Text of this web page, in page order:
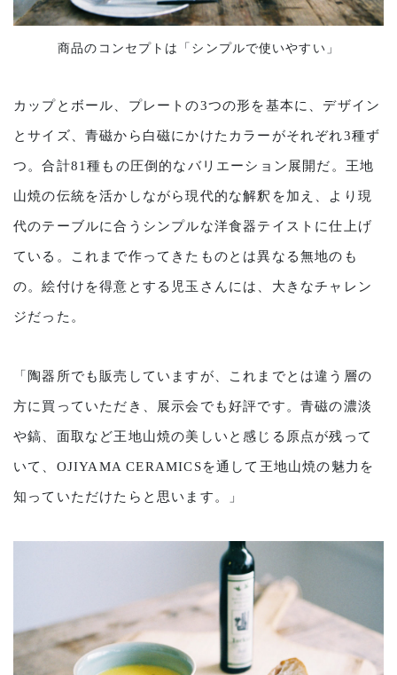
商品のコンセプトは「シンプルで使いやすい」
カップとボール、プレートの3つの形を基本に、デザイン
とサイズ、青磁から白磁にかけたカラーがそれぞれ3種ず
つ。合計81種もの圧倒的なバリエーション展開だ。 王地
山焼の伝統を活かしながら現代的な解釈を加え、より現
代のテーブルに合うシンプルな洋食器テイストに仕上げ
ている。これまで作ってきたものとは異なる無地のも
の。絵付けを得意とする児玉さんには、大きなチャレン
ジだった。
「陶器所でも販売していますが、これまでとは違う層の
方に買っていただき、展示会でも好評です。青磁の濃淡
や鎬、面取など王地山焼の美しいと感じる原点が残って
いて、OJIYAMA CERAMICSを通して王地山焼の魅力を
知っていただけたらと思います。」